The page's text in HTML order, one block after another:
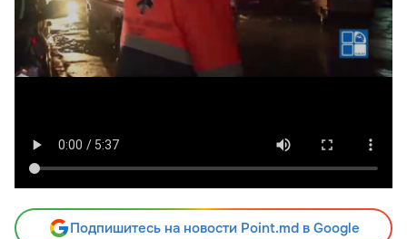
Подпишитесь на новости Point.md в Google